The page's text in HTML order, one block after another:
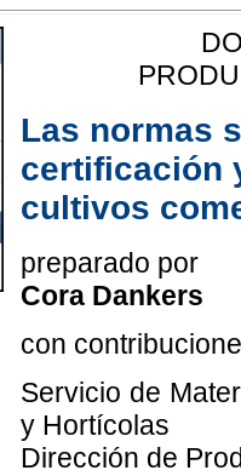
Las normas
certificación
cultivos
preparado por
Cora Dankers
con
Servicio de
y Hortícolas
Dirección de